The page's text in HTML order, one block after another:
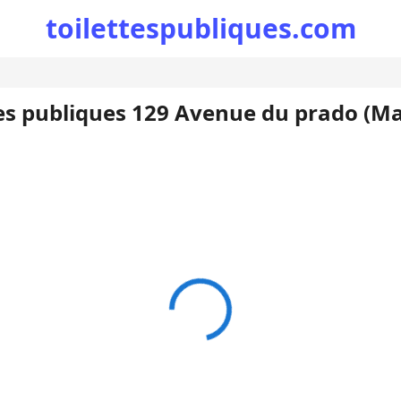
toilettespubliques.com
publiques 129 Avenue du prado